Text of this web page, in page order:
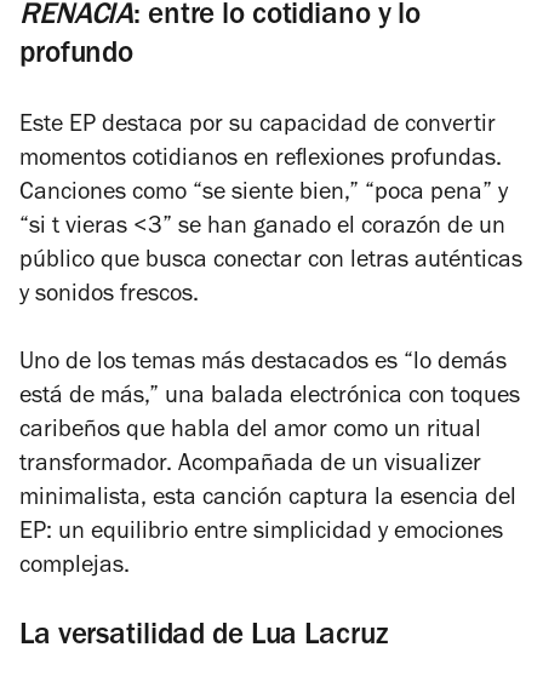
RENACIA: entre lo cotidiano y lo
profundo
Este EP destaca por su capacidad de convertir
momentos cotidianos en reflexiones profundas.
Canciones como “se siente bien,” “poca pena” y
“si t vieras <3” se han ganado el corazón de un
público que busca conectar con letras auténticas
y sonidos frescos.
Uno de los temas más destacados es “lo demás
está de más,” una balada electrónica con toques
caribeños que habla del amor como un ritual
transformador. Acompañada de un visualizer
minimalista, esta canción captura la esencia del
EP: un equilibrio entre simplicidad y emociones
complejas.
La versatilidad de Lua Lacruz